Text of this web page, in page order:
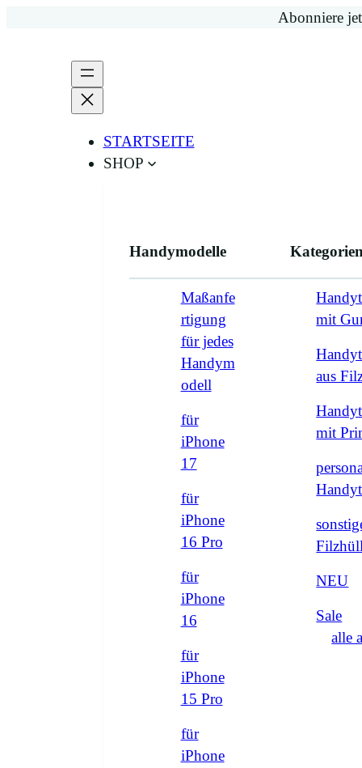
Abonniere
STARTSEITE
SHOP
Handymodelle
Maßanfe
rtigung
für jedes
Handym
odell
für
iPhone
17
für
iPhone
16 Pro
für
iPhone
16
für
iPhone
15 Pro
für
iPhone
mit
aus
mit
NEU
Sale
alle